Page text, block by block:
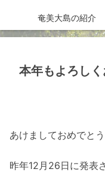
奄美大島の紹介
本年もよろし
あけましておめでとう
昨年12月26日に発表